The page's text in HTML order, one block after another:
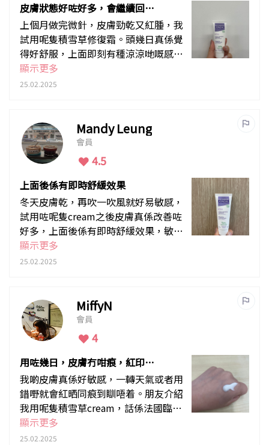
皮膚狀態好咗好多，會繼續回
購！
上個月做完微針，皮膚勁乾又紅腫，我
試用呢隻積雪草修復霜。頭幾日真係覺
得好舒服，上面即刻有種涼涼哋嘅感
覺，冇咁痕同痛。用咗一個禮拜，皮膚
開始冇咁紅，摸落去滑咗好多。最驚喜
咗好多，會繼續回購！
顯示更多
25.02.2025
Mandy Leung
會員
4.5
上面後係有即時舒緩效果
冬天皮膚乾，再吹一吹風就好易敏感，
試用咗呢隻cream之後皮膚真係改善咗
好多，上面後係有即時舒緩效果，敏感
嗰個禮拜keep住用，好快就好返，非常
推薦！
顯示更多
25.02.2025
MiffyN
會員
4
用咗幾日，皮膚冇咁痕，紅印都
淡咗好多
我啲皮膚真係好敏感，一轉天氣或者用
錯嘢就會紅晒同痕到瞓唔着。朋友介紹
我用呢隻積雪草cream，話係法國臨床
認證，我諗住試吓啦。點知真係好得！
用咗幾日，皮膚冇咁痕，紅印都淡咗好
顯示更多
25.02.2025